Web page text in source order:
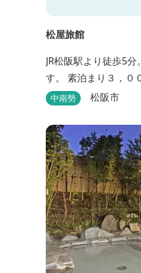
松屋旅館
JR松阪駅より徒歩5
す。 素泊まり３，０
中南勢 松阪市